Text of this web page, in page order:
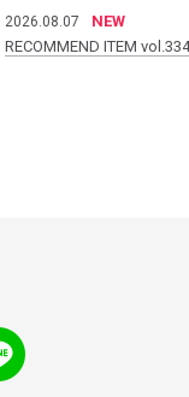
2026.08.07
NEW
RECOMMEND ITEM vol.334